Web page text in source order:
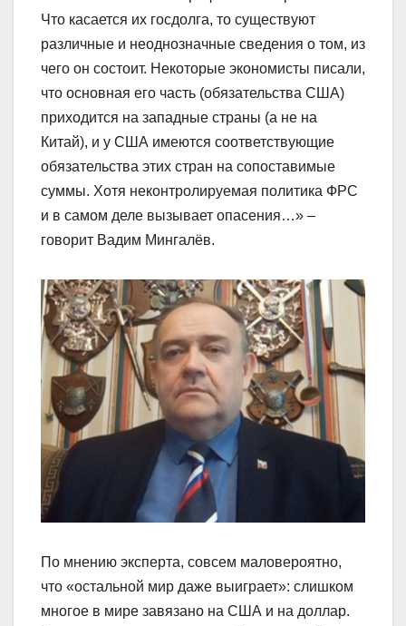
Что касается их госдолга, то существуют
различные и неоднозначные сведения о том, из
чего он состоит. Некоторые экономисты писали,
что основная его часть (обязательства США)
приходится на западные страны (а не на
Китай), и у США имеются соответствующие
обязательства этих стран на сопоставимые
суммы. Хотя неконтролируемая политика ФРС
и в самом деле вызывает опасения…» –
говорит Вадим Мингалёв.
По мнению эксперта, совсем маловероятно,
что «остальной мир даже выиграет»: слишком
многое в мире завязано на США и на доллар.